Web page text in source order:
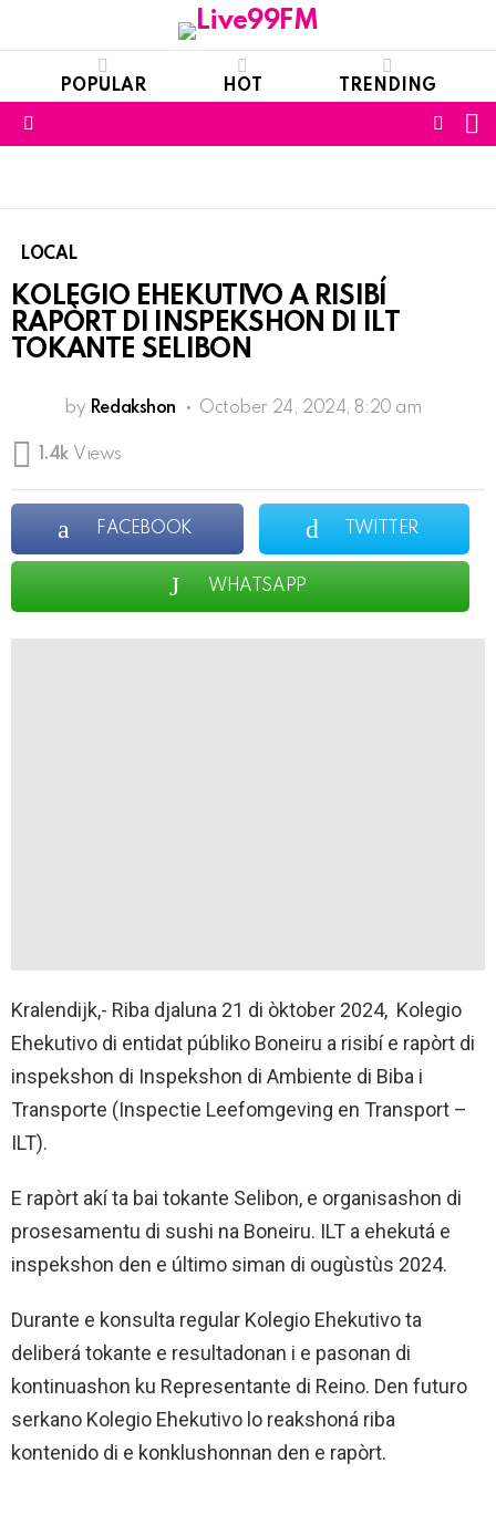
POPULAR HOT TRENDING
LOCAL
KOLEGIO EHEKUTIVO A RISIBÍ
RAPÒRT DI INSPEKSHON DI ILT
TOKANTE SELIBON
by Redakshon October 24, 2024, 8:20 am
1.4k Views
FACEBOOK TWITTER
WHATSAPP
Kralendijk,- Riba djaluna 21 di òktober 2024, Kolegio
Ehekutivo di entidat públiko Boneiru a risibí e rapòrt di
inspekshon di Inspekshon di Ambiente di Biba i
Transporte (Inspectie Leefomgeving en Transport –
ILT).
E rapòrt akí ta bai tokante Selibon, e organisashon di
prosesamentu di sushi na Boneiru. ILT a ehekutá e
inspekshon den e último siman di ougùstùs 2024.
Durante e konsulta regular Kolegio Ehekutivo ta
deliberá tokante e resultadonan i e pasonan di
kontinuashon ku Representante di Reino. Den futuro
serkano Kolegio Ehekutivo lo reakshoná riba
kontenido di e konklushonnan den e rapòrt.